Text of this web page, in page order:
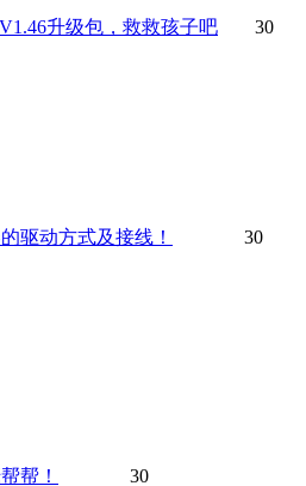
升级包，救救孩子吧 30
驱动方式及接线！
30
帮！ 30